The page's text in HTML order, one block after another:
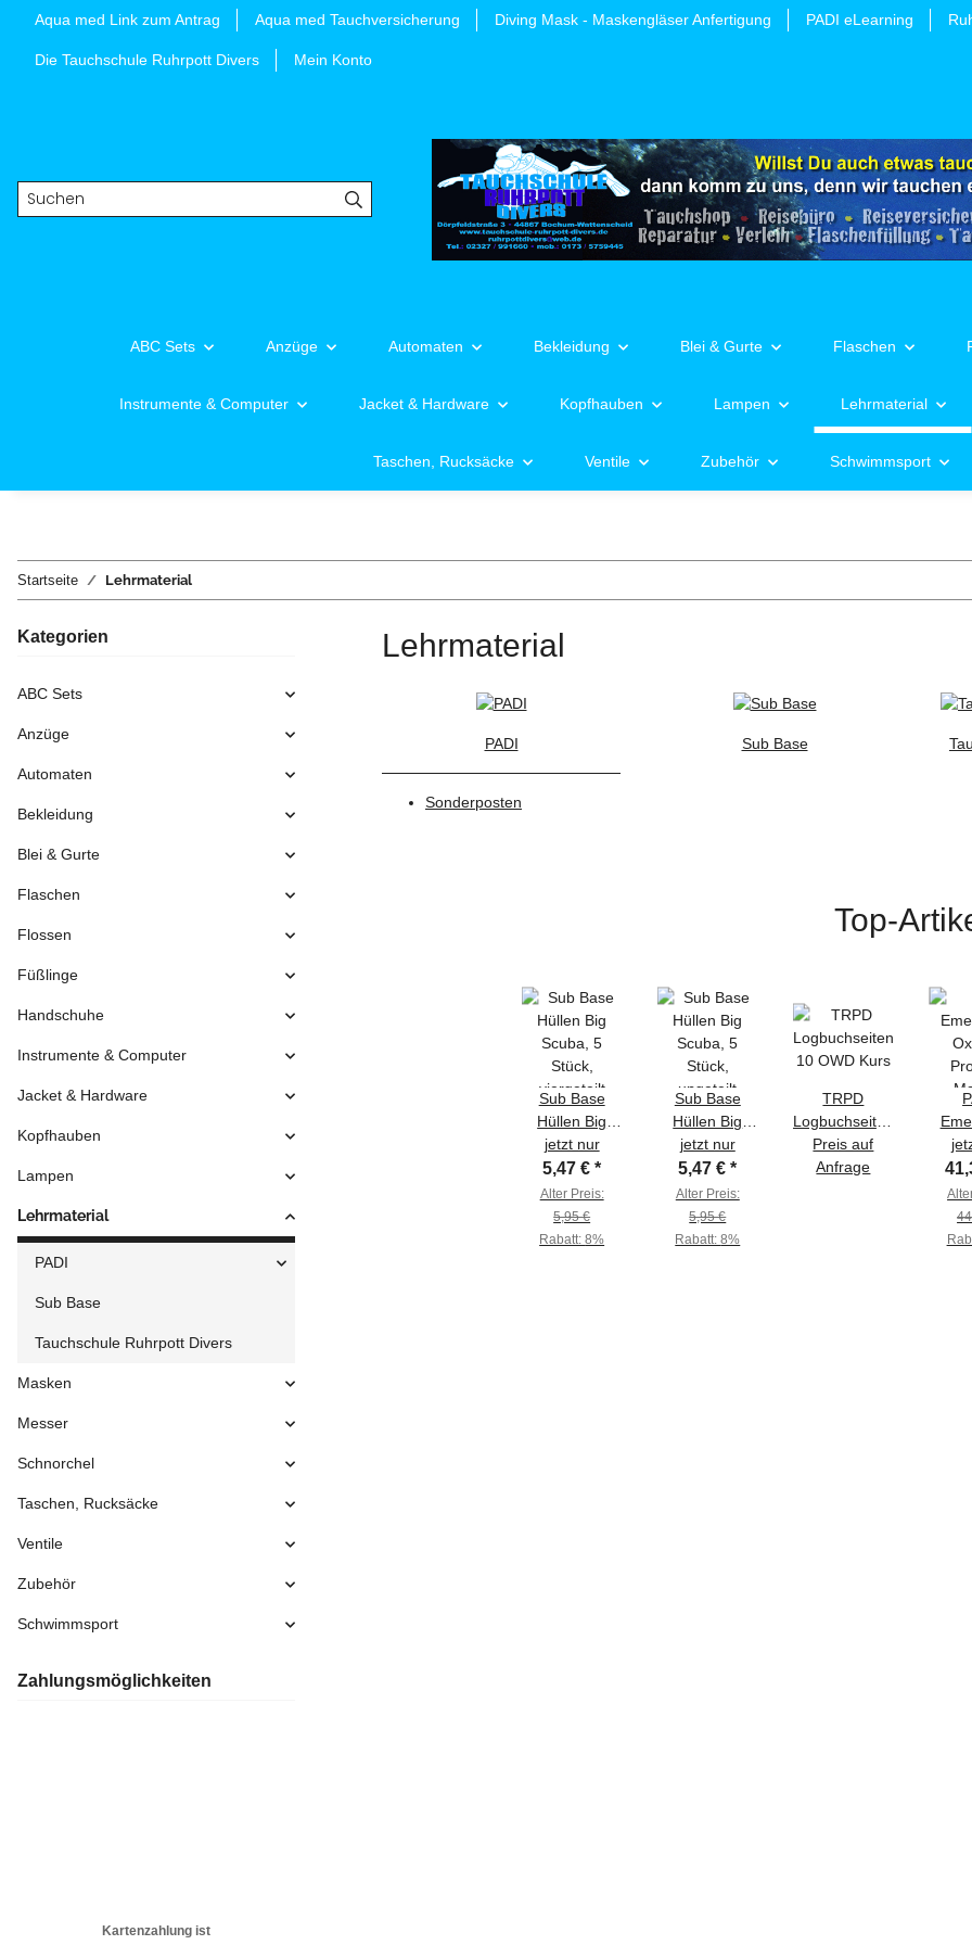
Aqua med Link zum Antrag Aqua med Tauchversicherung Diving Mask - Maskengläser Anfertigung PADI eLearning
Die Tauchschule Ruhrpott Divers Mein Konto
ABC Sets Anzüge Automaten Bekleidung Blei & Gurte Flaschen
Instrumente & Computer Jacket & Hardware Kopfhauben Lampen Lehrmaterial
Taschen, Rucksäcke Ventile Zubehör Schwimmsport
Startseite Lehrmaterial
Lehrmaterial
PADI
Sonderposten
Sub Base
Top-
Sub Base
Hüllen Big
Scuba, 5
Stück,
viergeteilt
jetzt nur
5,47 €*
Alter Preis:
5,95 €
Rabatt:8%
Sub Base
Hüllen Big
Scuba, 5
Stück,
ungeteilt
jetzt nur
5,47 €*
Alter Preis:
5,95 €
Rabatt:8%
TRPD
Logbuchseiten
10 OWD Kurs
Preis auf
Anfrage
Kategorien
ABC Sets
Anzüge
Automaten
Bekleidung
Blei & Gurte
Flaschen
Flossen
Füßlinge
Handschuhe
Instrumente & Computer
Jacket & Hardware
Kopfhauben
Lampen
Lehrmaterial
PADI
Sub Base
Tauchschule Ruhrpott Divers
Masken
Messer
Schnorchel
Taschen, Rucksäcke
Ventile
Zubehör
Schwimmsport
Zahlungsmöglichkeiten
Kartenzahlung ist